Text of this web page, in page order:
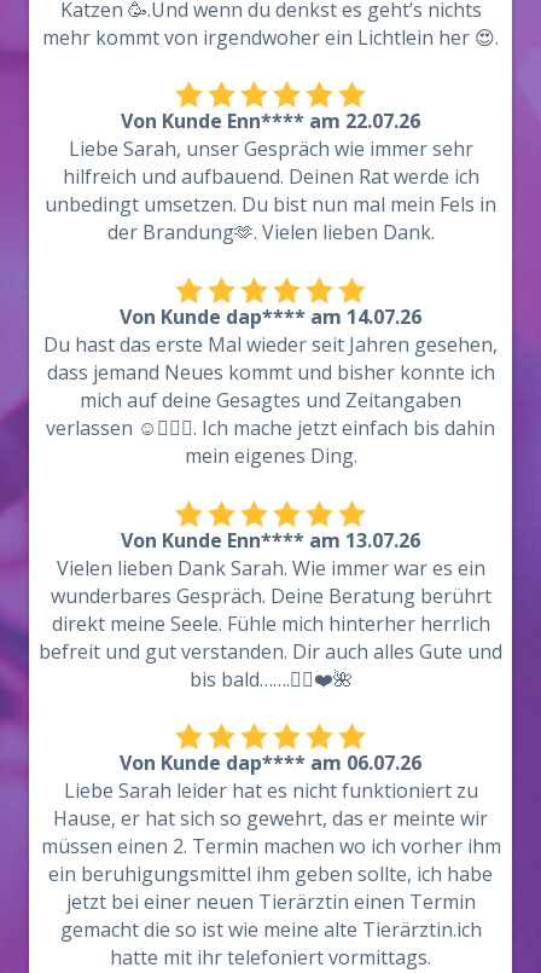
Katzen 🥳.Und wenn du denkst es geht’s nichts
mehr kommt von irgendwoher ein Lichtlein her 😍.
Von Kunde Enn**** am 22.07.26
Liebe Sarah, unser Gespräch wie immer sehr
hilfreich und aufbauend. Deinen Rat werde ich
unbedingt umsetzen. Du bist nun mal mein Fels in
der Brandung🫶. Vielen lieben Dank.
Von Kunde dap**** am 14.07.26
Du hast das erste Mal wieder seit Jahren gesehen,
dass jemand Neues kommt und bisher konnte ich
mich auf deine Gesagtes und Zeitangaben
verlassen ☺️🙋🏻‍♀️. Ich mache jetzt einfach bis dahin
mein eigenes Ding.
Von Kunde Enn**** am 13.07.26
Vielen lieben Dank Sarah. Wie immer war es ein
wunderbares Gespräch. Deine Beratung berührt
direkt meine Seele. Fühle mich hinterher herrlich
befreit und gut verstanden. Dir auch alles Gute und
bis bald…….💁‍♀️❤️🌺
Von Kunde dap**** am 06.07.26
Liebe Sarah leider hat es nicht funktioniert zu
Hause, er hat sich so gewehrt, das er meinte wir
müssen einen 2. Termin machen wo ich vorher ihm
ein beruhigungsmittel ihm geben sollte, ich habe
jetzt bei einer neuen Tierärztin einen Termin
gemacht die so ist wie meine alte Tierärztin.ich
hatte mit ihr telefoniert vormittags.